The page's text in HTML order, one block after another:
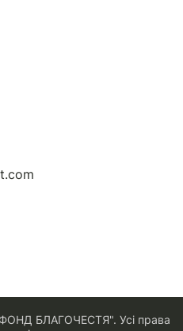
БЛАГОЧЕСТЯ". Усі права